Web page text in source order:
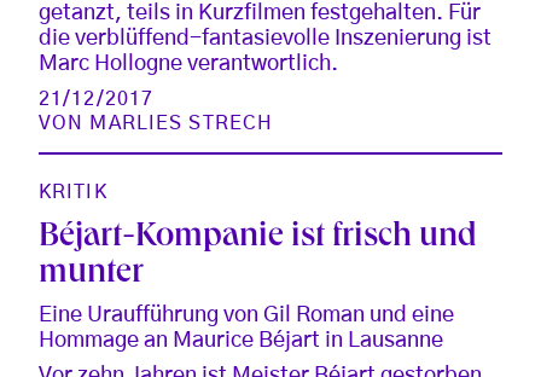
getanzt, teils in Kurzfilmen festgehalten. Für
die verblüffend-fantasievolle Inszenierung ist
Marc Hollogne verantwortlich.
21/12/2017
VON MARLIES STRECH
KRITIK
Béjart-Kompanie ist frisch und
munter
Eine Uraufführung von Gil Roman und eine
Hommage an Maurice Béjart in Lausanne